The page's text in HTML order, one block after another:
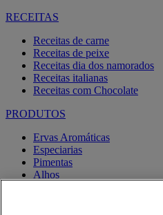
RECEITAS
Receitas de carne
Receitas de peixe
Receitas dia dos namorados
Receitas italianas
Receitas com Chocolate
PRODUTOS
Ervas Aromáticas
Especiarias
Pimentas
Alhos